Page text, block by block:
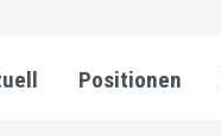
Positionen